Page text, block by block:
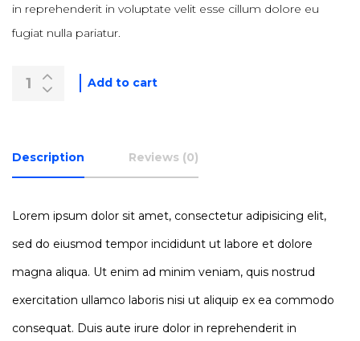
in reprehenderit in voluptate velit esse cillum dolore eu
fugiat nulla pariatur.
Add to cart
Description Reviews (0)
Lorem ipsum dolor sit amet, consectetur adipisicing elit,
sed do eiusmod tempor incididunt ut labore et dolore
magna aliqua. Ut enim ad minim veniam, quis nostrud
exercitation ullamco laboris nisi ut aliquip ex ea commodo
consequat. Duis aute irure dolor in reprehenderit in